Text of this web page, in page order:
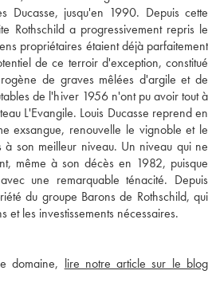
Ducasse, jusqu'en 1990. Depuis cette
Rothschild a progressivement repris le
propriétaires étaient déjà parfaitement
de ce terroir d'exception, constitué
de graves mêlées d'argile et de
de l'hiver 1956 n'ont pu avoir tout à
L'Evangile. Louis Ducasse reprend en
exsangue, renouvelle le vignoble et le
à son meilleur niveau. Un niveau qui ne
même à son décès en 1982, puisque
une remarquable ténacité. Depuis
du groupe Barons de Rothschild, qui
et les investissements nécessaires.
domaine, lire notre article sur le blog